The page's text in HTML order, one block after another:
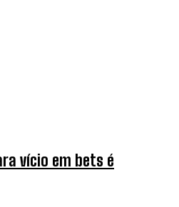
vício em bets é